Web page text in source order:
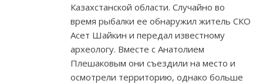
Казахстанской области. Случайно во
время рыбалки ее обнаружил житель СКО
Асет Шайкин и передал известному
археологу. Вместе с Анатолием
Плешаковым они съездили на место и
осмотрели территорию, однако больше